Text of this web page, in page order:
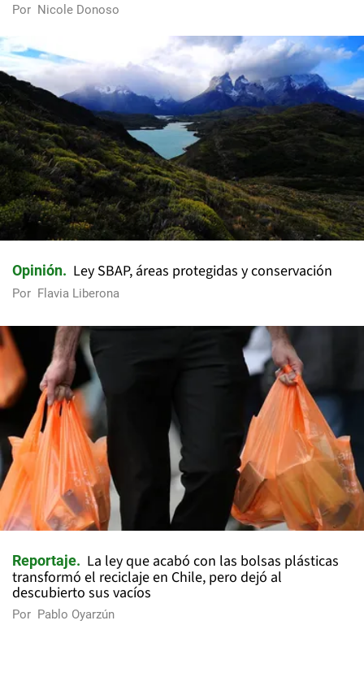
Por Nicole Donoso
Opinión Ley SBAP, áreas protegidas y conservación
Por Flavia Liberona
Reportaje
La ley que acabó con las bolsas plásticas
transformó el reciclaje en Chile, pero dejó al
descubierto sus vacíos
Por Pablo Oyarzún